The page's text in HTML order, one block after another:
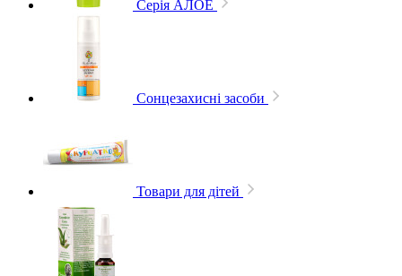
Серія АЛОЕ
Сонцезахисні засоби
Товари для дітей